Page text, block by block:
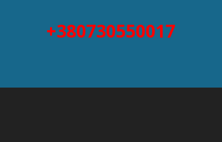
+380730550017